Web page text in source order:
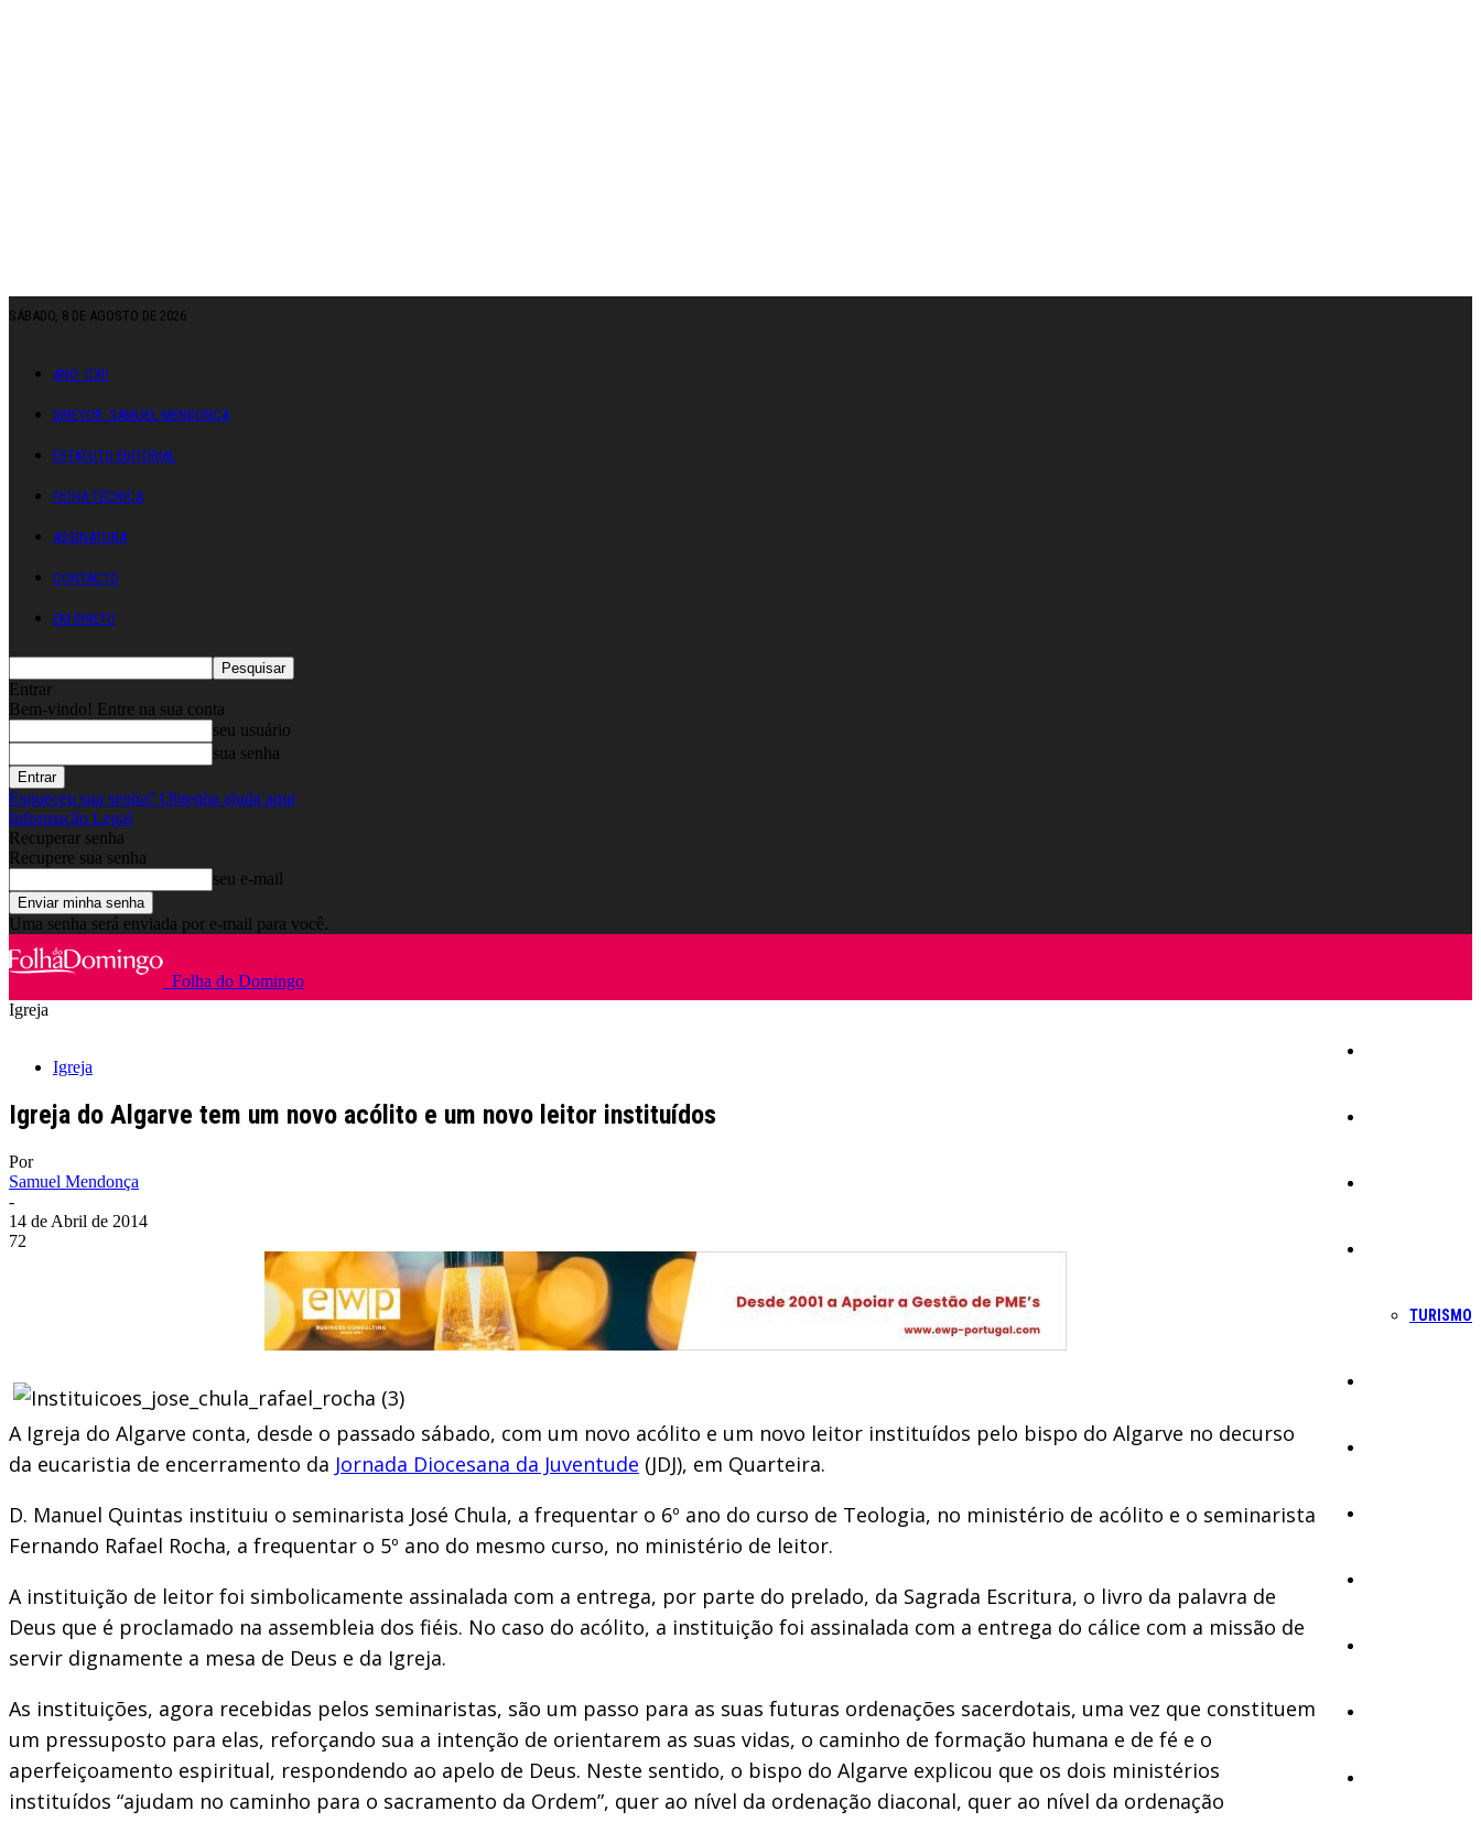
SÁBADO, 8 DE AGOSTO DE 2026
ANO: CXII
DIRETOR: SAMUEL MENDONÇA
ESTATUTO EDITORIAL
FICHA TÉCNICA
ASSINATURA
CONTACTO
EM DIRETO
Entrar
Bem-vindo! Entre na sua conta
seu usuário
sua senha
Esqueceu sua senha? Obtenha ajuda aqui
Informação Legal
Recuperar senha
Recupere sua senha
seu e-mail
Uma senha será enviada por e-mail para você.
Folha do Domingo
TURISMO
Igreja
Igreja
Igreja do Algarve tem um novo acólito e um novo leitor instituídos
Por
Samuel Mendonça
-
14 de Abril de 2014
72
A Igreja do Algarve conta, desde o passado sábado, com um novo acólito e um novo leitor instituídos pelo bispo do Algarve no decurso
da eucaristia de encerramento da Jornada Diocesana da Juventude (JDJ), em Quarteira.
D. Manuel Quintas instituiu o seminarista José Chula, a frequentar o 6º ano do curso de Teologia, no ministério de acólito e o seminarista
Fernando Rafael Rocha, a frequentar o 5º ano do mesmo curso, no ministério de leitor.
A instituição de leitor foi simbolicamente assinalada com a entrega, por parte do prelado, da Sagrada Escritura, o livro da palavra de
Deus que é proclamado na assembleia dos fiéis. No caso do acólito, a instituição foi assinalada com a entrega do cálice com a missão de
servir dignamente a mesa de Deus e da Igreja.
As instituições, agora recebidas pelos seminaristas, são um passo para as suas futuras ordenações sacerdotais, uma vez que constituem
um pressuposto para elas, reforçando sua a intenção de orientarem as suas vidas, o caminho de formação humana e de fé e o
aperfeiçoamento espiritual, respondendo ao apelo de Deus. Neste sentido, o bispo do Algarve explicou que os dois ministérios
instituídos “ajudam no caminho para o sacramento da Ordem”, quer ao nível da ordenação diaconal, quer ao nível da ordenação